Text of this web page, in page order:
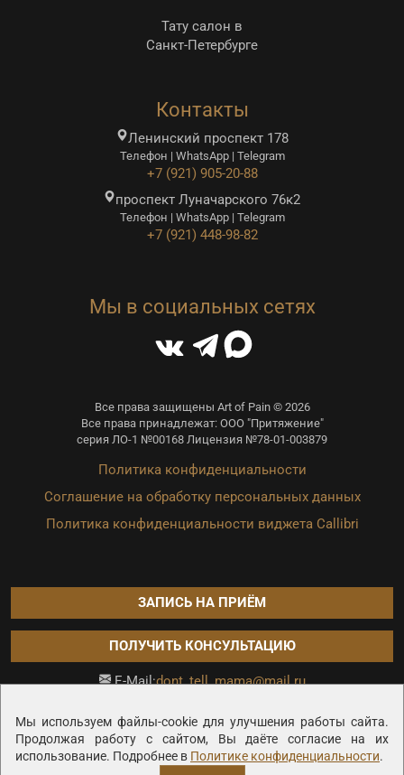
Мы используем файлы-cookie для улучшения работы сайта.
Продолжая работу с сайтом, Вы даёте согласие на их
использование. Подробнее в Политике конфиденциальности.
Тату салон в
Санкт-Петербурге
Контакты
Ленинский проспект 178
Телефон | WhatsApp | Telegram
+7 (921) 905-20-88
проспект Луначарского 76к2
Телефон | WhatsApp | Telegram
+7 (921) 448-98-82
Мы в социальных сетях
Все права защищены Art of Pain © 2026
Все права принадлежат: ООО "Притяжение"
серия ЛО-1 №00168 Лицензия №78-01-003879
Политика конфиденциальности
Соглашение на обработку персональных данных
Политика конфиденциальности виджета Callibri
ЗАПИСЬ НА ПРИЁМ
ПОЛУЧИТЬ КОНСУЛЬТАЦИЮ
E-Mail:dont_tell_mama@mail.ru